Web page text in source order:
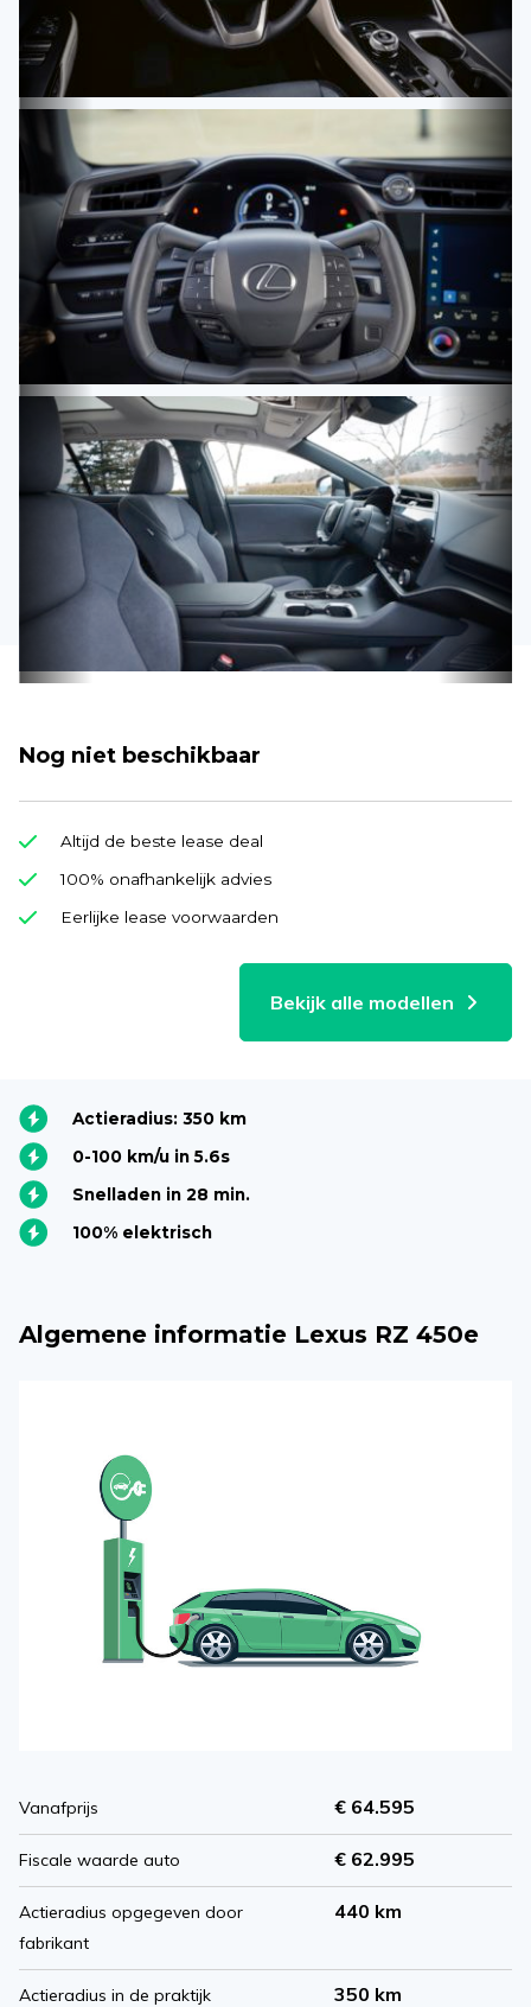
Nog niet beschikbaar
Bekijk alle modellen
Altijd de beste lease deal
100% onafhankelijk advies
Eerlijke lease voorwaarden
Actieradius: 350 km
0-100 km/u in 5.6s
Snelladen in 28 min.
100% elektrisch
Algemene informatie Lexus RZ 450e
Vanafprijs € 64.595
Fiscale waarde auto € 62.995
Actieradius opgegeven door
fabrikant
440 km
Actieradius in de praktijk 350 km